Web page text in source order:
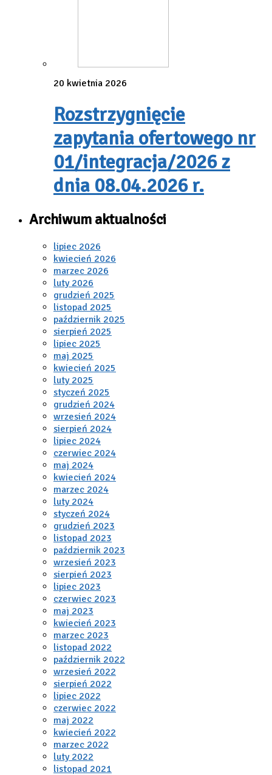
20 kwietnia 2026
Rozstrzygnięcie
zapytania ofertowego nr
01/integracja/2026 z
dnia 08.04.2026 r.
Archiwum aktualności
lipiec 2026
kwiecień 2026
marzec 2026
luty 2026
grudzień 2025
listopad 2025
październik 2025
sierpień 2025
lipiec 2025
maj 2025
kwiecień 2025
luty 2025
styczeń 2025
grudzień 2024
wrzesień 2024
sierpień 2024
lipiec 2024
czerwiec 2024
maj 2024
kwiecień 2024
marzec 2024
luty 2024
styczeń 2024
grudzień 2023
listopad 2023
październik 2023
wrzesień 2023
sierpień 2023
lipiec 2023
czerwiec 2023
maj 2023
kwiecień 2023
marzec 2023
listopad 2022
październik 2022
wrzesień 2022
sierpień 2022
lipiec 2022
czerwiec 2022
maj 2022
kwiecień 2022
marzec 2022
luty 2022
listopad 2021